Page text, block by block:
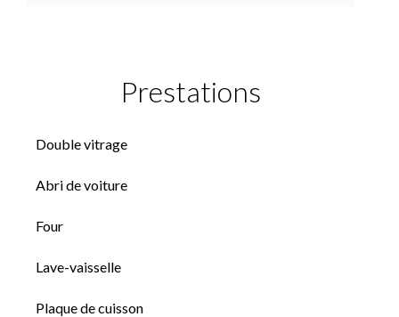
Prestations
Double vitrage
Abri de voiture
Four
Lave-vaisselle
Plaque de cuisson